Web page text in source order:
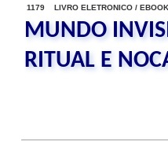
1179 LIVRO ELETRONICO / EBOOK
MUNDO
RITUAL E